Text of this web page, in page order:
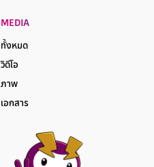
MEDIA
ทั้งหมด
วิดีโอ
ภาพ
เอกสาร